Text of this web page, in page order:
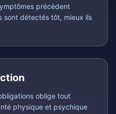
précèdent
sont détectés tôt, mieux ils
oblige tout
physique et psychique